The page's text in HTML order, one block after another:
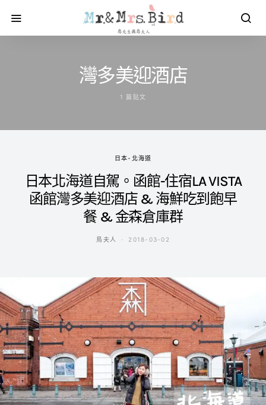
灣多美迎酒店
1 篇貼文
日本-北海道
日本北海道自駕。函館-住宿LA VISTA
函館灣多美迎酒店 & 海鮮吃到飽早
餐 & 金森倉庫群
鳥夫人 2018-03-02